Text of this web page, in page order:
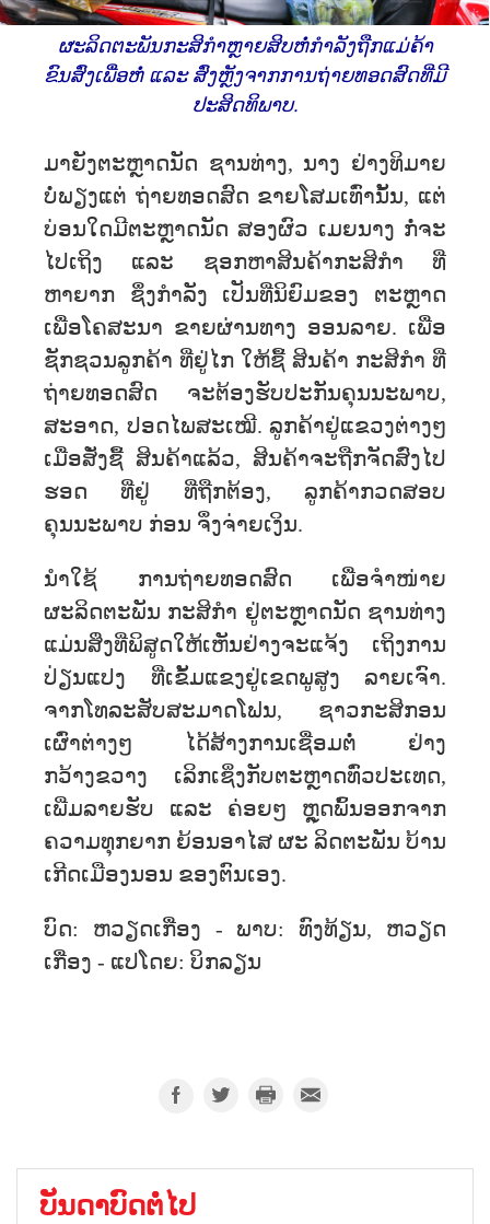
ຜະລິດຕະພັນກະສິກຳຫຼາຍສິບຫໍ່ກຳລັງຖືກແມ່ຄ້າ
ຂົນສົ່ງເພື່ອຫໍ່ ແລະ ສົ່ງຫຼັງຈາກການຖ່າຍທອດສົດທີ່ມີ
ປະສິດທິພາບ.
ມາຍັງຕະຫຼາດນັດ ຊານທ່າງ, ນາງ ຢ່າງທິມາຍ
ບໍ່ພຽງແຕ່ ຖ່າຍທອດສົດ ຂາຍໂສມເທົ່ານັ້ນ, ແຕ່
ບ່ອນໃດມີຕະຫຼາດນັດ ສອງຜົວ ເມຍນາງ ກໍ່ຈະ
ໄປເຖິງ ແລະ ຊອກຫາສິນຄ້າກະສິກຳ ທີ່
ຫາຍາກ ຊຶ່ງກໍາລັງ ເປັນທີ່ນິຍົມຂອງ ຕະຫຼາດ
ເພື່ອໂຄສະນາ ຂາຍຜ່ານທາງ ອອນລາຍ. ເພື່ອ
ຊັກຊວນລູກຄ້າ ທີ່ຢູ່ໄກ ໃຫ້ຊື້ ສິນຄ້າ ກະສິກຳ ທີ່
ຖ່າຍທອດສົດ ຈະຕ້ອງຮັບປະກັນຄຸນນະພາບ,
ສະອາດ, ປອດໄພສະເໝີ. ລູກຄ້າຢູ່ແຂວງຕ່າງໆ
ເມື່ອສັ່ງຊື້ ສິນຄ້າແລ້ວ, ສິນຄ້າຈະຖືກຈັດສົ່ງໄປ
ຮອດ ທີ່ຢູ່ ທີ່ຖືກຕ້ອງ, ລູກຄ້າກວດສອບ
ຄຸນນະພາບ ກ່ອນ ຈຶ່ງຈ່າຍເງິນ.
ນໍາໃຊ້ ການຖ່າຍທອດສົດ ເພື່ອຈຳໜ່າຍ
ຜະລິດຕະພັນ ກະສິກຳ ຢູ່ຕະຫຼາດນັດ ຊານທ່າງ
ແມ່ນສິ່ງທີ່ພິສູດໃຫ້ເຫັນຢ່າງຈະແຈ້ງ ເຖິງການ
ປ່ຽນແປງ ທີ່ເຂັ້ມແຂງຢູ່ເຂດພູສູງ ລາຍເຈົາ.
ຈາກໂທລະສັບສະມາດໂຟນ, ຊາວກະສິກອນ
ເຜົ່າຕ່າງໆ ໄດ້ສ້າງການເຊື່ອມຕໍ່ ຢ່າງ
ກວ້າງຂວາງ ເລິກເຊິ່ງກັບຕະຫຼາດທົ່ວປະເທດ,
ເພີ່ມລາຍຮັບ ແລະ ຄ່ອຍໆ ຫຼຸດພົ້ນອອກຈາກ
ຄວາມທຸກຍາກ ຍ້ອນອາໄສ ຜະ ລິດຕະພັນ ບ້ານ
ເກີດເມືອງນອນ ຂອງຕົນເອງ.
ບົດ: ຫວຽດເກື່ອງ - ພາບ: ທົງທ້ຽນ, ຫວຽດ
ເກື່ອງ - ແປໂດຍ: ບິກລຽນ
ບັນດາບົດຕໍ່ໄປ